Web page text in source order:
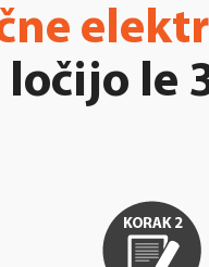
ločijo le